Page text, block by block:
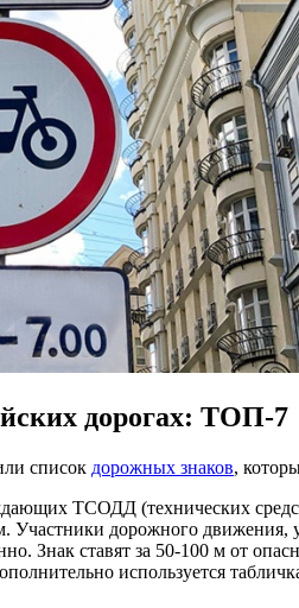
дорогах: ТОП-7
список дорожных знаков,
ТСОДД (технических
Участники дорожного
Знак ставят за 50-100 м от
используется